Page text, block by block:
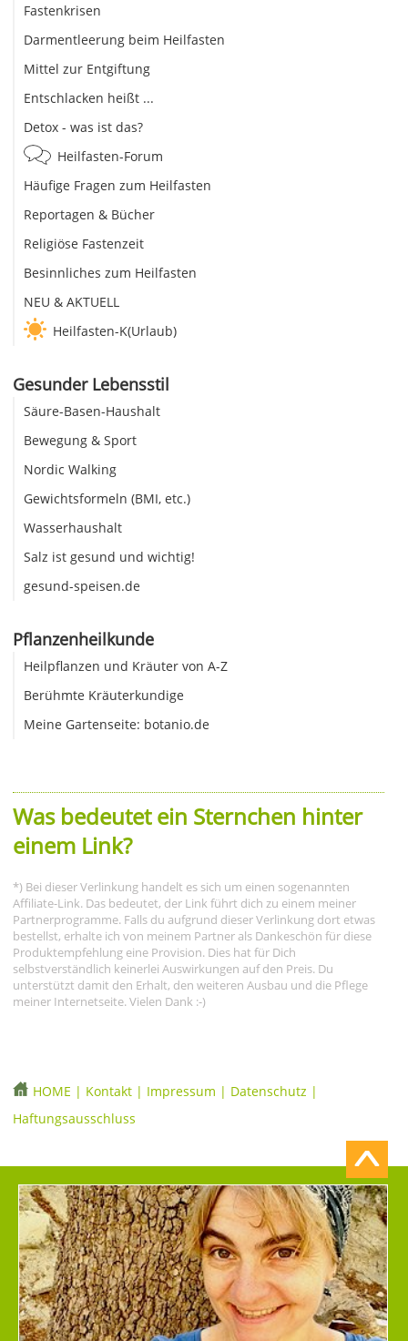
Fastenkrisen
Darmentleerung beim Heilfasten
Mittel zur Entgiftung
Entschlacken heißt ...
Detox - was ist das?
Heilfasten-Forum
Häufige Fragen zum Heilfasten
Reportagen & Bücher
Religiöse Fastenzeit
Besinnliches zum Heilfasten
NEU & AKTUELL
Heilfasten-K(Urlaub)
Gesunder Lebensstil
Säure-Basen-Haushalt
Bewegung & Sport
Nordic Walking
Gewichtsformeln (BMI, etc.)
Wasserhaushalt
Salz ist gesund und wichtig!
gesund-speisen.de
Pflanzenheilkunde
Heilpflanzen und Kräuter von A-Z
Berühmte Kräuterkundige
Meine Gartenseite: botanio.de
Was bedeutet ein Sternchen hinter
einem Link?
*) Bei dieser Verlinkung handelt es sich um einen sogenannten
Affiliate-Link. Das bedeutet, der Link führt dich zu einem meiner
Partnerprogramme. Falls du aufgrund dieser Verlinkung dort etwas
bestellst, erhalte ich von meinem Partner als Dankeschön für diese
Produktempfehlung eine Provision. Dies hat für Dich
selbstverständlich keinerlei Auswirkungen auf den Preis. Du
unterstützt damit den Erhalt, den weiteren Ausbau und die Pflege
meiner Internetseite. Vielen Dank :-)
HOME | Kontakt | Impressum | Datenschutz |
Haftungsausschluss